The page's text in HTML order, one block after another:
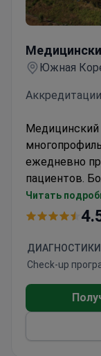
Южная
ежедневно
пациентов.
онкологии и
рака легких
долларов
соседних
Читать
ДИАГНОСТИКИ
Check-up